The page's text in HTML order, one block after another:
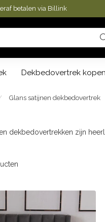
betalen via Billink
Dekbedovertrek
Glans satijnen dekbedovertrek
dekbedovertrekken zijn